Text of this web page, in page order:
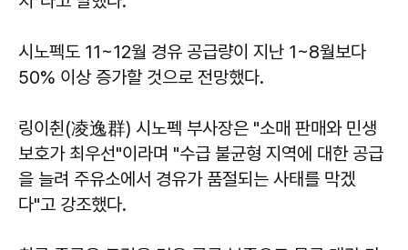
시노펙도 11~12월 경유 공급량이 지난 1~8월보다
50% 이상 증가할 것으로 전망했다.
링이췬(凌逸群) 시노펙 부사장은 "소매 판매와 민생
보호가 최우선"이라며 "수급 불균형 지역에 대한 공급
을 늘려 주유소에서 경유가 품절되는 사태를 막겠
다"고 강조했다.